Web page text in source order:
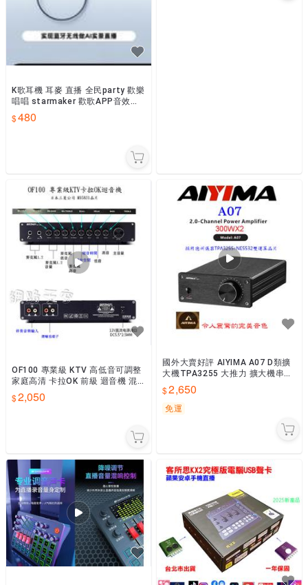
K歌耳機 耳麥 直播 全民party 歡樂
唱唱 starmaker 歡歌APP音效卡
直播K歌遊戲 耳機
480
OF100 專業級 KTV 高低音可調整
家庭高清 卡拉OK 前級 迴音機 混
音機 防嘯叫 網路天空
2,050
國外大賣好評 AIYIMA A07 D類擴
大機TPA3255 大推力 擴大機串接
OP可換送36V 6A電源 網路天空
2,650
免運